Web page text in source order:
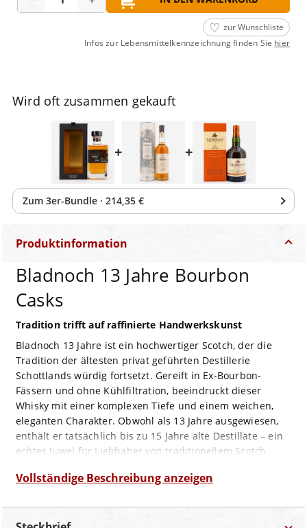
zur Wunschliste
Infos zur Lebensmittelkennzeichnung finden Sie hier
Wird oft zusammen gekauft
+ +
Zum 3er-Bundle · 214,35 €
Produktinformation
Bladnoch 13 Jahre Bourbon
Casks
Tradition trifft auf raffinierte Handwerkskunst
Bladnoch 13 Jahre ist ein hochwertiger Scotch, der die
Tradition der ältesten privat geführten Destillerie
Schottlands würdig fortsetzt. Gereift in Ex-Bourbon-
Fässern und ohne Kühlfiltration, beeindruckt dieser
Whisky mit einer komplexen Tiefe und einem weichen,
eleganten Charakter. Obwohl als 13 Jahre ausgewiesen,
enthält er tatsächlich bis zu 15 Jahre alte Destillate – ein
echtes Juwel für Liebhaber von traditionellem Scotch.
Geschmacksprofil:
Zusammenspiel von floralen, fruchtigen und würzigen
Aromen, die durch die Reifung in hochwertigen
Vollständige Beschreibung anzeigen